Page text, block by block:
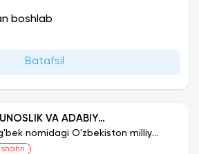
boshlab
Batafsil
VA ADABIY
O‘ZBEK TILI
nomidagi O'zbekiston milliy